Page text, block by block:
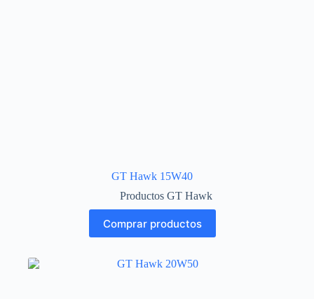
GT Hawk 15W40
Productos GT Hawk
Comprar productos